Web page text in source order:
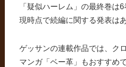
「疑似ハーレム」の最終巻は
現時点で続編に関する発表は
ゲッサンの連載作品では、ク
マンガ「ベー革」もおすすめで